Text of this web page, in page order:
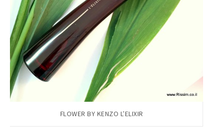
FLOWER BY KENZO L'ELIXIR